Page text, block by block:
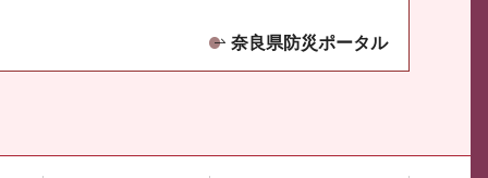
奈良県防災ポータル